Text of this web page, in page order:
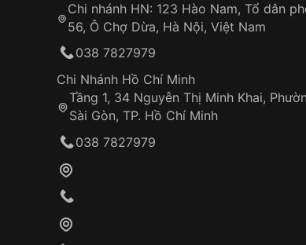
Chi nhánh HN: 123 Hào Nam, Tổ dân
56, Ô Chợ Dừa, Hà Nội, Việt Nam
038 7827979
Chi Nhánh Hồ Chí Minh
Tầng 1, 34 Nguyễn Thị Minh Khai,
Sài Gòn, TP. Hồ Chí Minh
038 7827979